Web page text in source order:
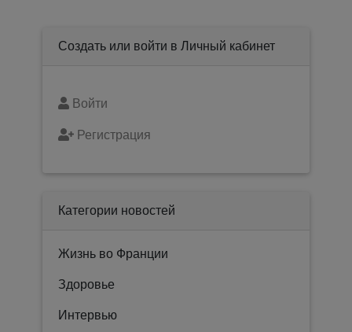
Создать или войти в Личный кабинет
Войти
Регистрация
Категории новостей
Жизнь во Франции
Здоровье
Интервью